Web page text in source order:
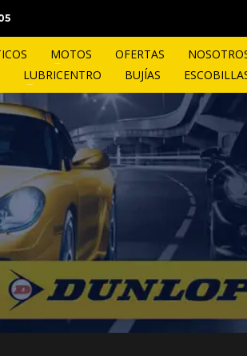
MOTOS OFERTAS
LUBRICENTRO BUJÍAS